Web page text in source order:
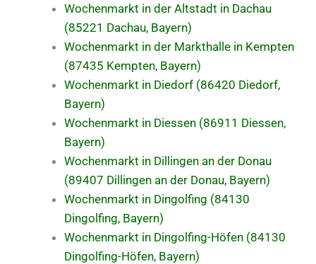
Wochenmarkt in der Altstadt in Dachau
(85221 Dachau, Bayern)
Wochenmarkt in der Markthalle in Kempten
(87435 Kempten, Bayern)
Wochenmarkt in Diedorf (86420 Diedorf,
Bayern)
Wochenmarkt in Diessen (86911 Diessen,
Bayern)
Wochenmarkt in Dillingen an der Donau
(89407 Dillingen an der Donau, Bayern)
Wochenmarkt in Dingolfing (84130
Dingolfing, Bayern)
Wochenmarkt in Dingolfing-Höfen (84130
Dingolfing-Höfen, Bayern)